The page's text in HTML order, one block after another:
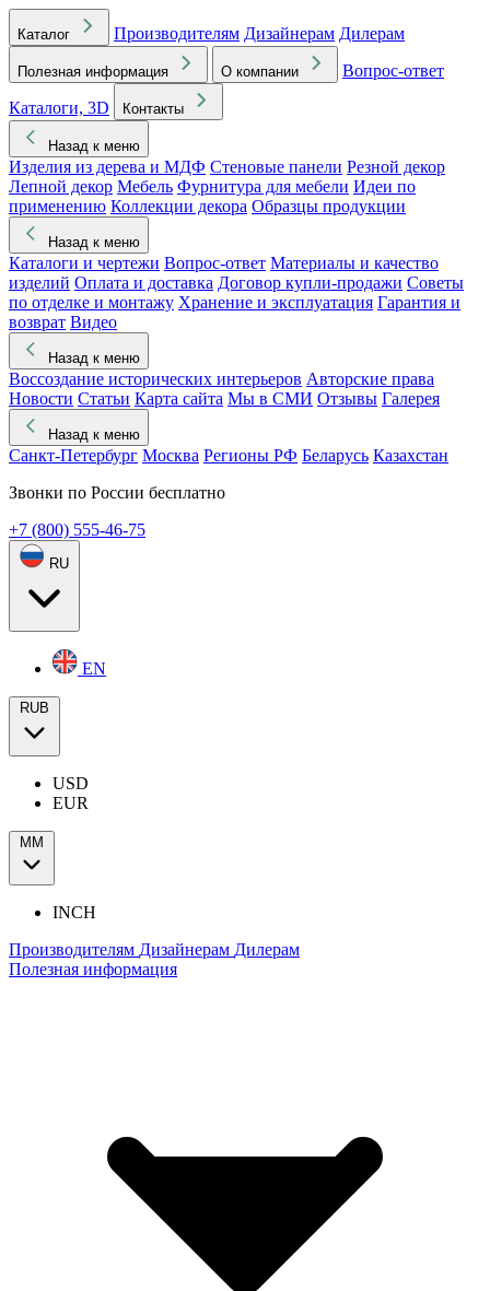
Каталог Производителям Дизайнерам Дилерам
Полезная информация О компании
Вопрос-ответ
Каталоги, 3D
Контакты
Назад к меню
Изделия из дерева и МДФ Стеновые панели Резной декор
Лепной декор Мебель Фурнитура для мебели Идеи по
применению Коллекции декора Образцы продукции
Назад к меню
Каталоги и чертежи Вопрос-ответ Материалы и качество
изделий Оплата и доставка Договор купли-продажи Советы
по отделке и монтажу Хранение и эксплуатация Гарантия и
возврат Видео
Назад к меню
Воссоздание исторических интерьеров Авторские права
Новости Статьи Карта сайта Мы в СМИ Отзывы Галерея
Назад к меню
Санкт-Петербург Москва Регионы РФ Беларусь Казахстан
Звонки по России бесплатно
+7 (800) 555-46-75
RU
EN
RUB
USD
EUR
ММ
INCH
Производителям Дизайнерам Дилерам
Полезная информация